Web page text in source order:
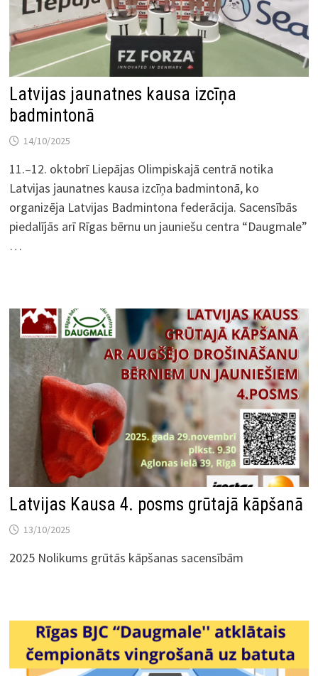
Latvijas jaunatnes kausa izcīņa
badmintonā
14/10/2025
11.–12. oktobrī Liepājas Olimpiskajā centrā notika
Latvijas jaunatnes kausa izcīņa badmintonā, ko
organizēja Latvijas Badmintona federācija. Sacensībās
piedalījās arī Rīgas bērnu un jauniešu centra “Daugmale”
…
Latvijas Kausa 4. posms grūtajā kāpšanā
13/10/2025
2025 Nolikums grūtās kāpšanas sacensībām